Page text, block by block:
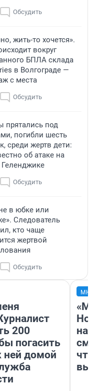
Обсудить
жить-то хочется».
вокруг
БПЛА склада
в Волгограде —
с места
Обсудить
прятались под
погибли шесть
среди жертв дети:
об атаке на
Обсудить
в юбке или
Следователь
кто чаще
жертвой
Обсудить
200
погасить
ней домой
«Мы